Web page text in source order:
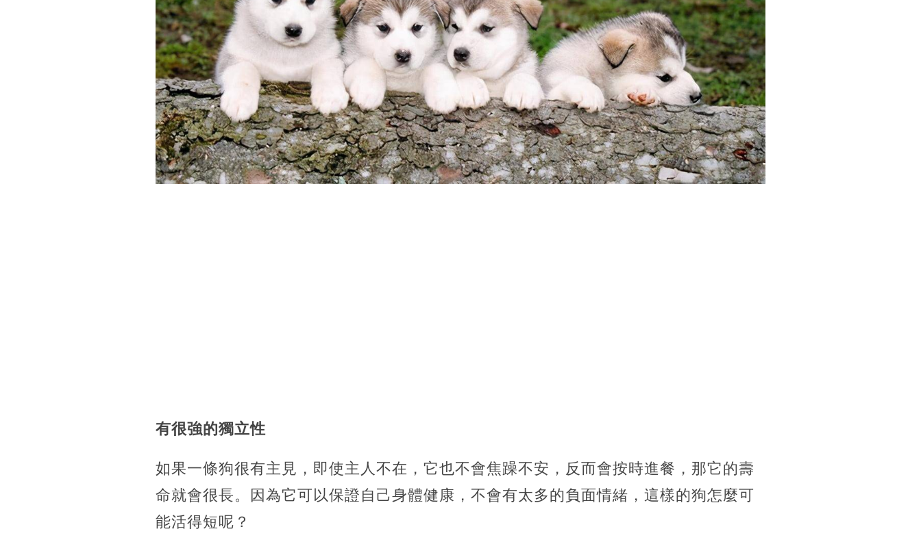
有很強的獨立性
如果一條狗很有主見，即使主人不在，它也不會焦躁不安，反而會按時進餐，那它的壽
命就會很長。因為它可以保證自己身體健康，不會有太多的負面情緒，這樣的狗怎麼可
能活得短呢？